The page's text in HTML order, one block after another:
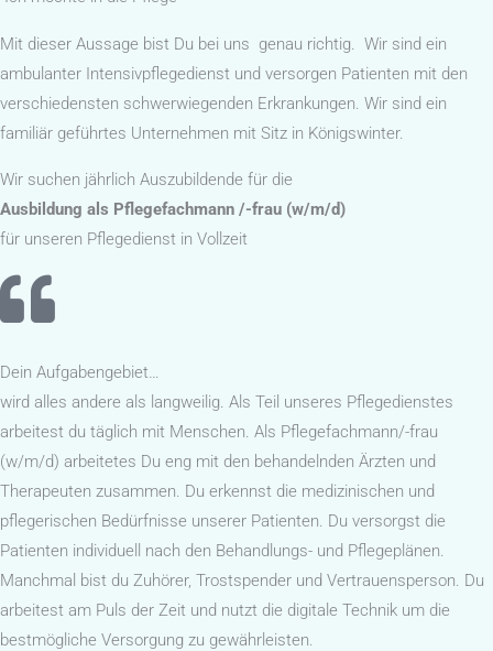
Mit dieser Aussage bist Du bei uns genau richtig. Wir sind ein
ambulanter Intensivpflegedienst und versorgen Patienten mit den
verschiedensten schwerwiegenden Erkrankungen. Wir sind ein
familiär geführtes Unternehmen mit Sitz in Königswinter.
Wir suchen jährlich Auszubildende für die
Ausbildung als Pflegefachmann /-frau (w/m/d)
für unseren Pflegedienst in Vollzeit
Dein Aufgabengebiet…
wird alles andere als langweilig. Als Teil unseres Pflegedienstes
arbeitest du täglich mit Menschen. Als Pflegefachmann/-frau
(w/m/d) arbeitetes Du eng mit den behandelnden Ärzten und
Therapeuten zusammen. Du erkennst die medizinischen und
pflegerischen Bedürfnisse unserer Patienten. Du versorgst die
Patienten individuell nach den Behandlungs- und Pflegeplänen.
Manchmal bist du Zuhörer, Trostspender und Vertrauensperson. Du
arbeitest am Puls der Zeit und nutzt die digitale Technik um die
bestmögliche Versorgung zu gewährleisten.